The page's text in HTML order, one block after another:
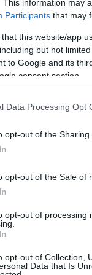
This information may
Participants that may
that this website/app
but not
to Google and its
consent section.
Data Processing Opt
opt-out of the Sharing
opt-out of the Sale of
opt-out of processing
opt-out of Collection,
Data that Is
γύρω στις
–
άκουγα
αρχή της